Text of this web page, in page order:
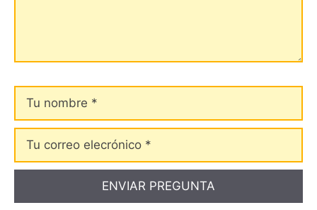
nombre
Tu
correo
elecrónico